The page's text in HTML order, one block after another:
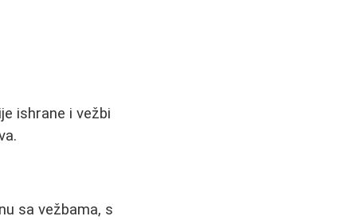
ishrane i vežbi
sa vežbama, s